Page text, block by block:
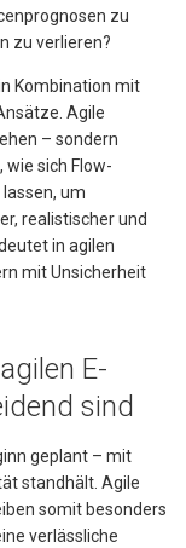
zu
zu verlieren?
Kombination mit
Agile
– sondern
sich Flow-
um
realistischer und
in agilen
mit Unsicherheit
E-
sind
geplant – mit
standhält. Agile
somit besonders
verlässliche